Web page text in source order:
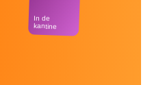
In de
kantine